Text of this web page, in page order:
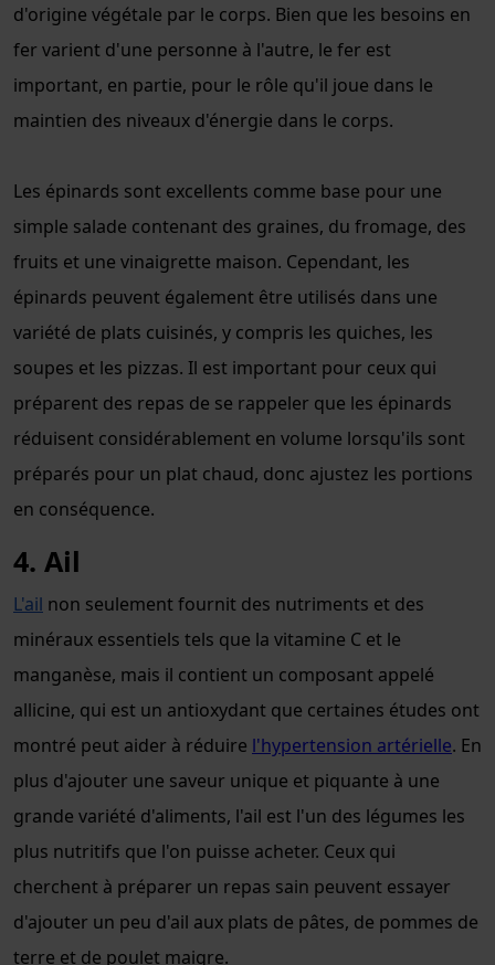
d'origine végétale par le corps. Bien que les besoins en
fer varient d'une personne à l'autre, le fer est
important, en partie, pour le rôle qu'il joue dans le
maintien des niveaux d'énergie dans le corps.
Les épinards sont excellents comme base pour une
simple salade contenant des graines, du fromage, des
fruits et une vinaigrette maison. Cependant, les
épinards peuvent également être utilisés dans une
variété de plats cuisinés, y compris les quiches, les
soupes et les pizzas. Il est important pour ceux qui
préparent des repas de se rappeler que les épinards
réduisent considérablement en volume lorsqu'ils sont
préparés pour un plat chaud, donc ajustez les portions
en conséquence.
4. Ail
L'ail non seulement fournit des nutriments et des
minéraux essentiels tels que la vitamine C et le
manganèse, mais il contient un composant appelé
allicine, qui est un antioxydant que certaines études ont
montré peut aider à réduire l'hypertension artérielle. En
plus d'ajouter une saveur unique et piquante à une
grande variété d'aliments, l'ail est l'un des légumes les
plus nutritifs que l'on puisse acheter. Ceux qui
cherchent à préparer un repas sain peuvent essayer
d'ajouter un peu d'ail aux plats de pâtes, de pommes de
terre et de poulet maigre.